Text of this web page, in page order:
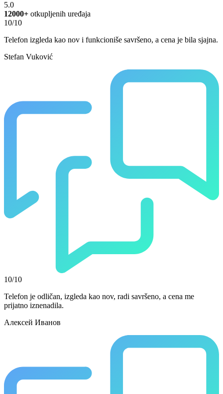
5.0
12000+ otkupljenih uređaja
10/10
Telefon izgleda kao nov i funkcioniše savršeno, a cena je bila sjajna.
Stefan Vuković
10/10
Telefon je odličan, izgleda kao nov, radi savršeno, a cena me
prijatno iznenadila.
Алексей Иванов